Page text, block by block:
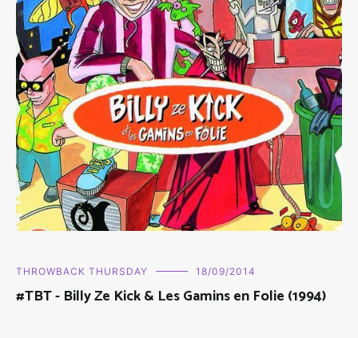
THROWBACK THURSDAY 18/09/2014
#TBT - Billy Ze Kick & Les Gamins en Folie (1994)